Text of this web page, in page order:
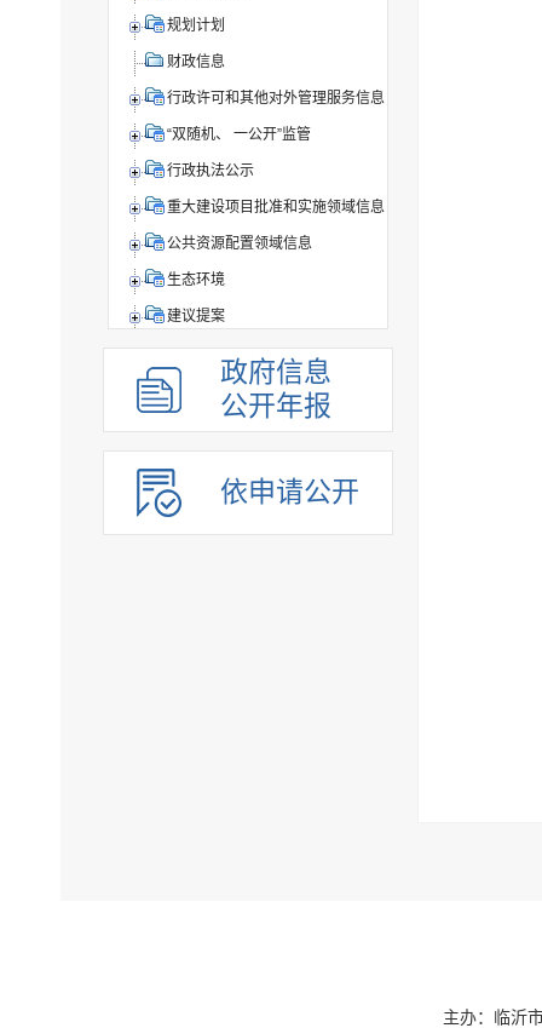
规划计划
财政信息
行政许可和其他对外管理服务信息
“双随机、 一公开”监管
行政执法公示
重大建设项目批准和实施领域信息
公共资源配置领域信息
生态环境
建议提案
组织管理
应急管理
重点领域
法制政府建设工作年报
政府信息
公开年报
依申请公开
主办：临沂